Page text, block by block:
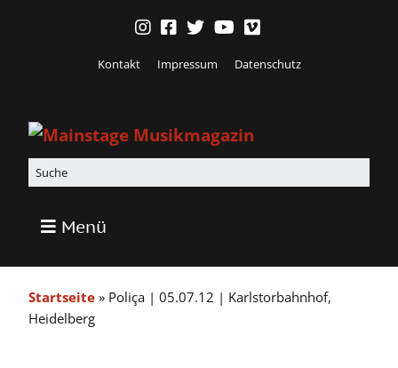
Kontakt Impressum Datenschutz
Menü
Startseite » Poliça | 05.07.12 | Karlstorbahnhof,
Heidelberg